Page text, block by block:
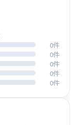
0件
0件
0件
0件
0件